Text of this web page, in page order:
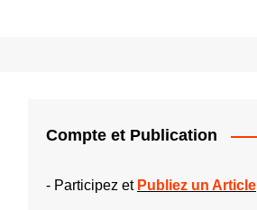
Compte et Publication
- Participez et Publiez un Article